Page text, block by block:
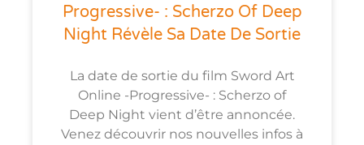
Progressive- : Scherzo Of Deep
Night Révèle Sa Date De Sortie
La date de sortie du film Sword Art
Online -Progressive- : Scherzo of
Deep Night vient d’être annoncée.
Venez découvrir nos nouvelles infos à